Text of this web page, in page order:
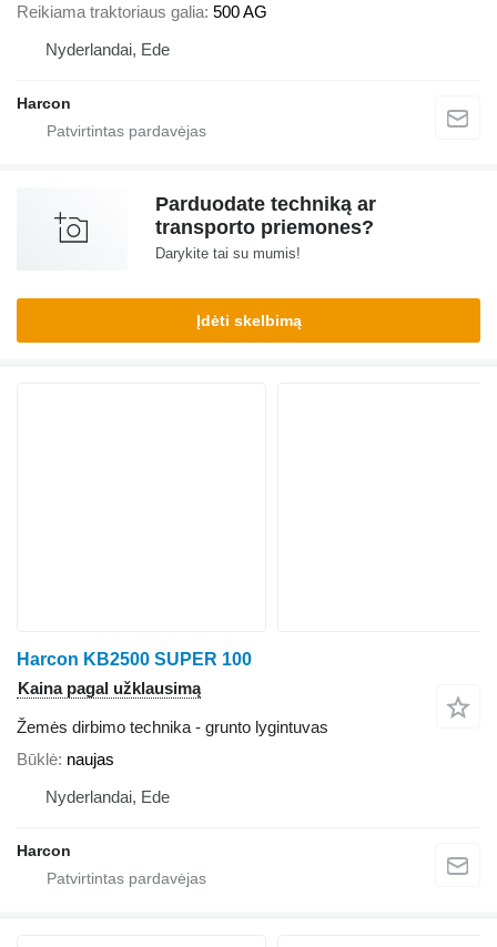
Reikiama traktoriaus galia 500 AG
Nyderlandai, Ede
Harcon
Parduodate techniką ar
transporto priemones?
Darykite tai su mumis!
Įdėti skelbimą
Harcon KB2500 SUPER 100
Kaina pagal užklausimą
Žemės dirbimo technika - grunto lygintuvas
Būklė naujas
Nyderlandai, Ede
Harcon